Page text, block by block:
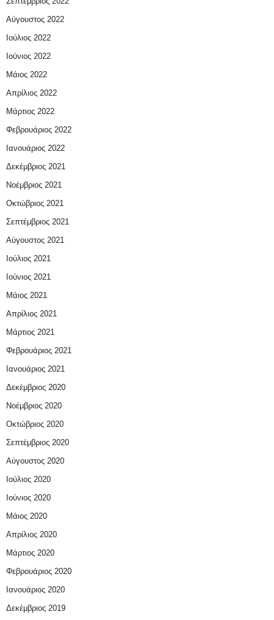
Αύγουστος 2022
Ιούλιος 2022
Ιούνιος 2022
Μάιος 2022
Απρίλιος 2022
Μάρτιος 2022
Φεβρουάριος 2022
Ιανουάριος 2022
Δεκέμβριος 2021
Νοέμβριος 2021
Οκτώβριος 2021
Σεπτέμβριος 2021
Αύγουστος 2021
Ιούλιος 2021
Ιούνιος 2021
Μάιος 2021
Απρίλιος 2021
Μάρτιος 2021
Φεβρουάριος 2021
Ιανουάριος 2021
Δεκέμβριος 2020
Νοέμβριος 2020
Οκτώβριος 2020
Σεπτέμβριος 2020
Αύγουστος 2020
Ιούλιος 2020
Ιούνιος 2020
Μάιος 2020
Απρίλιος 2020
Μάρτιος 2020
Φεβρουάριος 2020
Ιανουάριος 2020
Δεκέμβριος 2019